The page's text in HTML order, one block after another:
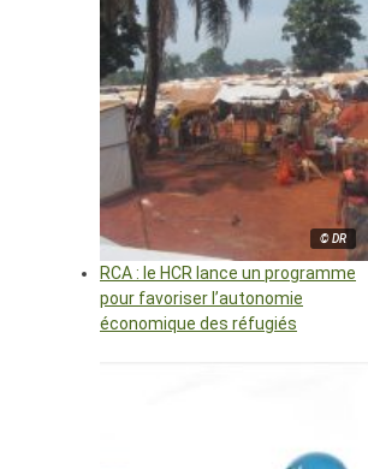
© DR
RCA : le HCR lance un programme
pour favoriser l’autonomie
économique des réfugiés